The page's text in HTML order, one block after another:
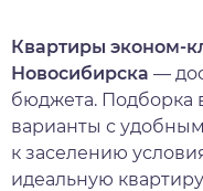
Квартиры эконом-
Новосибирска —
бюджета. Подборка
варианты с
к заселению
идеальную